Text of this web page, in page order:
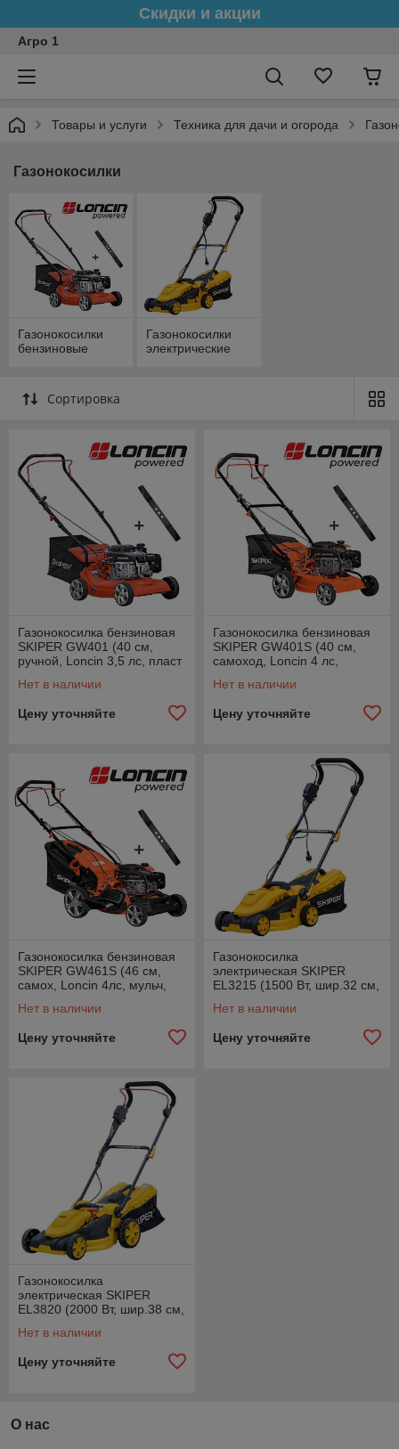
Скидки и акции
Агро 1
Товары и услуги Техника для дачи и огорода
Газонокосилки
Газонокосилки
бензиновые
Газонокосилки
электрические
Сортировка
Газонокосилка бензиновая
SKIPER GW401 (40 см,
ручной, Loncin 3,5 лс, пласт
Нет в наличии
Цену уточняйте
Газонокосилка бензиновая
SKIPER GW401S (40 см,
самоход, Loncin 4 лс,
+НОЖ)
Нет в наличии
Цену уточняйте
Газонокосилка бензиновая
SKIPER GW461S (46 см,
самох, Loncin 4лс, мульч,
Нет в наличии
Цену уточняйте
Газонокосилка
электрическая SKIPER
EL3215 (1500 Вт, шир.32 см,
травосб. 30 л)
Нет в наличии
Цену уточняйте
Газонокосилка
электрическая SKIPER
EL3820 (2000 Вт, шир.38 см,
травосб. 40л)
Нет в наличии
Цену уточняйте
О нас